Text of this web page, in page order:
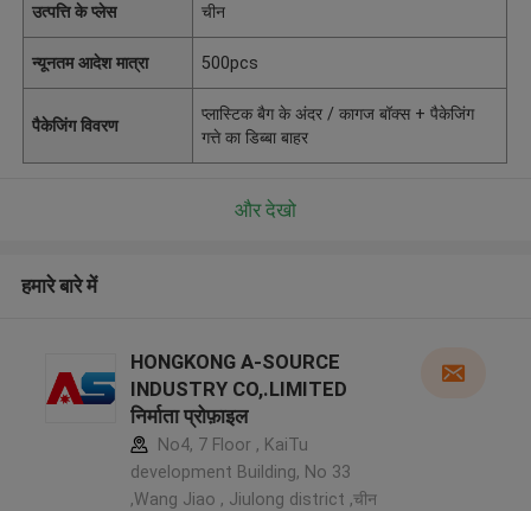
उत्पत्ति के प्लेस चीन
न्यूनतम आदेश मात्रा 500pcs
पैकेजिंग विवरण
प्लास्टिक बैग के अंदर / कागज बॉक्स + पैकेजिंग
गत्ते का डिब्बा बाहर
और देखो
हमारे बारे में
HONGKONG A-SOURCE
INDUSTRY CO,.LIMITED
निर्माता प्रोफ़ाइल
No4, 7 Floor , KaiTu
development Building, No 33
,Wang Jiao , Jiulong district ,चीन